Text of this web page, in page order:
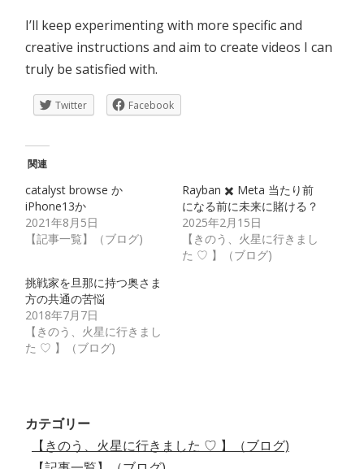
I’ll keep experimenting with more specific and
creative instructions and aim to create videos I can
truly be satisfied with.
Twitter Facebook
関連
catalyst browse か
iPhone13か
2021年8月5日
【記事一覧】（ブログ)
Rayban ✖️ Meta 当たり前
になる前に未来に賭ける？
2025年2月15日
【きのう、火星に行きまし
た ♡ 】（ブログ)
挑戦家を旦那に持つ奥さま
方の共通の苦悩
2018年7月7日
【きのう、火星に行きまし
た ♡ 】（ブログ)
カテゴリー
【きのう、火星に行きました ♡ 】（ブログ)